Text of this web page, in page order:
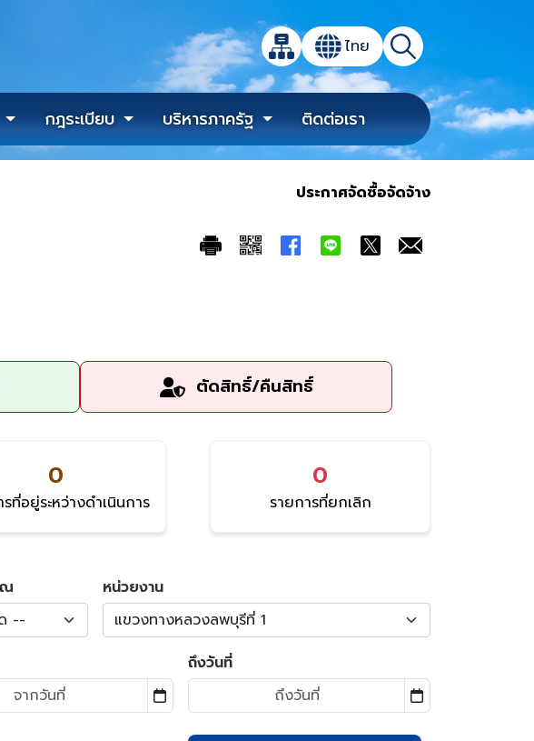
แผนผังเว็บไซต์
เปลี่ยนภาษา
ไทย ค้นหา
เปิดกล่องค้นหาข้อมูลหลักของเว็บไซต์
กฎระเบียบ บริหารภาครัฐ ติดต่อเรา
ประกาศจัดซื้อจัดจ้าง
ตัดสิทธิ์/คืนสิทธิ์
0
ที่อยู่ระหว่างดำเนินการ
0
รายการที่ยกเลิก
--
หน่วยงาน
แขวงทางหลวงลพบุรีที่ 1
ถึงวันที่